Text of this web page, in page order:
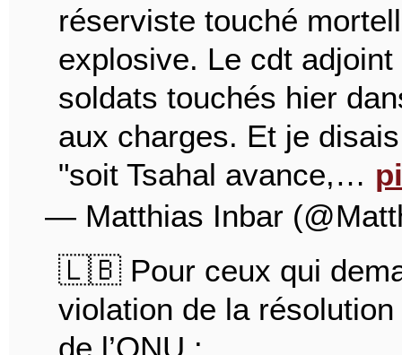
réserviste touché
explosive. Le cdt
soldats touchés hier
aux charges. Et je
"soit Tsahal avance,…
— Matthias Inbar
🇱🇧 Pour ceux qui
violation de la
de l’ONU :